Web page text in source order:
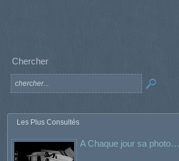
Chercher
Les Plus Consultés
A Chaque jour sa photo…